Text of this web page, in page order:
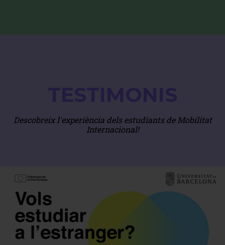
Descobreix l'experiència dels estudiants de Mobilitat
Internacional!